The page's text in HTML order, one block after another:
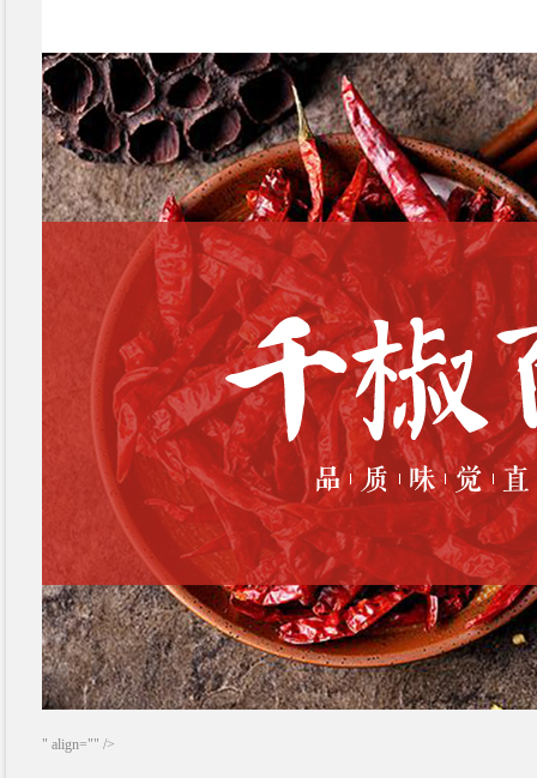
" align="" />